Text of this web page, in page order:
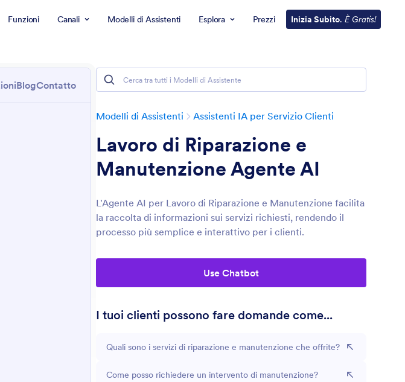
Funzioni Canali Modelli di Assistenti Esplora Prezzi Inizia Subito. È Gratis!
Modelli di Assistenti Assistenti IA per Servizio Clienti
Lavoro di Riparazione e
Manutenzione Agente AI
L'Agente AI per Lavoro di Riparazione e Manutenzione facilita
la raccolta di informazioni sui servizi richiesti, rendendo il
processo più semplice e interattivo per i clienti.
Use Chatbot
I tuoi clienti possono fare domande come...
Quali sono i servizi di riparazione e manutenzione che offrite?
Come posso richiedere un intervento di manutenzione?